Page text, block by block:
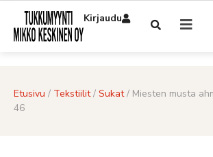
Kirjaudu
Etusivu / Tekstiilit/ Sukat/ Miesten musta
46